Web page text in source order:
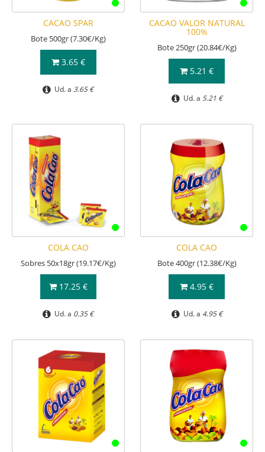
CACAO SPAR
Bote 500gr (7.30€/Kg)
3.65 €
Ud. a 3.65 €
CACAO VALOR NATURAL
100%
Bote 250gr (20.84€/Kg)
5.21 €
Ud. a 5.21 €
COLA CAO
Sobres 50x18gr (19.17€/Kg)
17.25 €
Ud. a 0.35 €
COLA CAO
Bote 400gr (12.38€/Kg)
4.95 €
Ud. a 4.95 €